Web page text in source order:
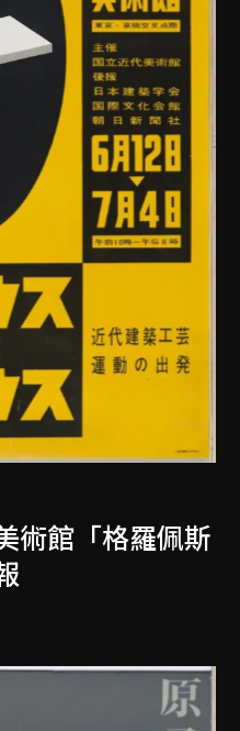
術館「格羅佩斯